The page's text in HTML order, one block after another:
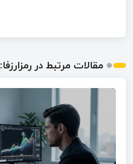
مقالات مرتبط در رمزارزفا: